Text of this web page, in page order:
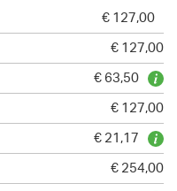
€ 127,00
€ 127,00
€ 63,50
€ 127,00
€ 21,17
€ 254,00